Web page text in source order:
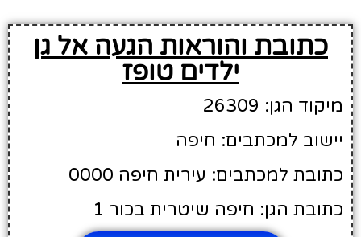
כתובת והוראות הגעה אל גן
ילדים טופז
מיקוד הגן: 26309
יישוב למכתבים: חיפה
כתובת למכתבים: עירית חיפה 0000
כתובת הגן: חיפה שיטרית בכור 1